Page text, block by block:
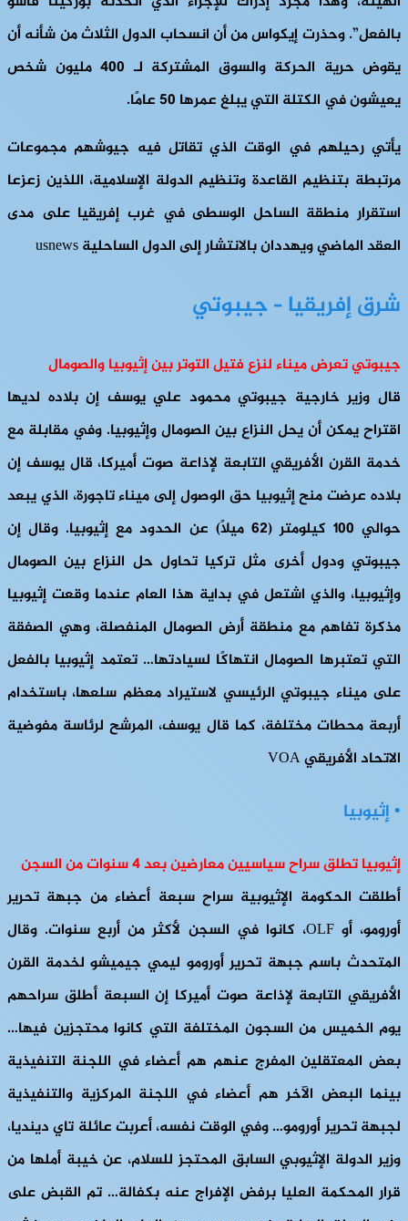
بالفعل”. وحذرت إيكواس من أن انسحاب الدول الثلاث من شأنه أن
يقوض حرية الحركة والسوق المشتركة لـ 400 مليون شخص
يعيشون في الكتلة التي يبلغ عمرها 50 عامًا.
يأتي رحيلهم في الوقت الذي تقاتل فيه جيوشهم مجموعات
مرتبطة بتنظيم القاعدة وتنظيم الدولة الإسلامية، اللذين زعزعا
استقرار منطقة الساحل الوسطى في غرب إفريقيا على مدى
العقد الماضي ويهددان بالانتشار إلى الدول الساحلية usnews
شرق إفريقيا – جيبوتي
جيبوتي تعرض ميناء لنزع فتيل التوتر بين إثيوبيا والصومال
قال وزير خارجية جيبوتي محمود علي يوسف إن بلاده لديها
اقتراح يمكن أن يحل النزاع بين الصومال وإثيوبيا. وفي مقابلة مع
خدمة القرن الأفريقي التابعة لإذاعة صوت أميركا، قال يوسف إن
بلاده عرضت منح إثيوبيا حق الوصول إلى ميناء تاجورة، الذي يبعد
حوالي 100 كيلومتر (62 ميلاً) عن الحدود مع إثيوبيا. وقال إن
جيبوتي ودول أخرى مثل تركيا تحاول حل النزاع بين الصومال
وإثيوبيا، والذي اشتعل في بداية هذا العام عندما وقعت إثيوبيا
مذكرة تفاهم مع منطقة أرض الصومال المنفصلة، ​​وهي الصفقة
التي تعتبرها الصومال انتهاكًا لسيادتها… تعتمد إثيوبيا بالفعل
على ميناء جيبوتي الرئيسي لاستيراد معظم سلعها، باستخدام
أربعة محطات مختلفة، كما قال يوسف، المرشح لرئاسة مفوضية
الاتحاد الأفريقي VOA
• إثيوبيا
إثيوبيا تطلق سراح سياسيين معارضين بعد 4 سنوات من السجن
أطلقت الحكومة الإثيوبية سراح سبعة أعضاء من جبهة تحرير
أورومو، أو OLF، كانوا في السجن لأكثر من أربع سنوات. وقال
المتحدث باسم جبهة تحرير أورومو ليمي جيميشو لخدمة القرن
الأفريقي التابعة لإذاعة صوت أميركا إن السبعة أطلق سراحهم
يوم الخميس من السجون المختلفة التي كانوا محتجزين فيها…
بعض المعتقلين المفرج عنهم هم أعضاء في اللجنة التنفيذية
بينما البعض الآخر هم أعضاء في اللجنة المركزية والتنفيذية
لجبهة تحرير أورومو… وفي الوقت نفسه، أعربت عائلة تاي دينديا،
وزير الدولة الإثيوبي السابق المحتجز للسلام، عن خيبة أملها من
قرار المحكمة العليا برفض الإفراج عنه بكفالة… تم القبض على